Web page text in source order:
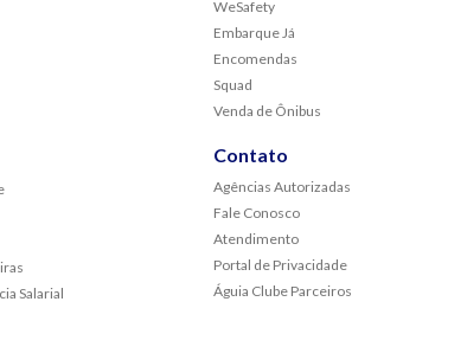
Salarial
WeSafety
Embarque Já
Encomendas
Squad
Venda de Ônibus
Contato
Agências Autorizadas
Fale Conosco
Atendimento
Portal de Privacidade
Águia Clube Parceiros